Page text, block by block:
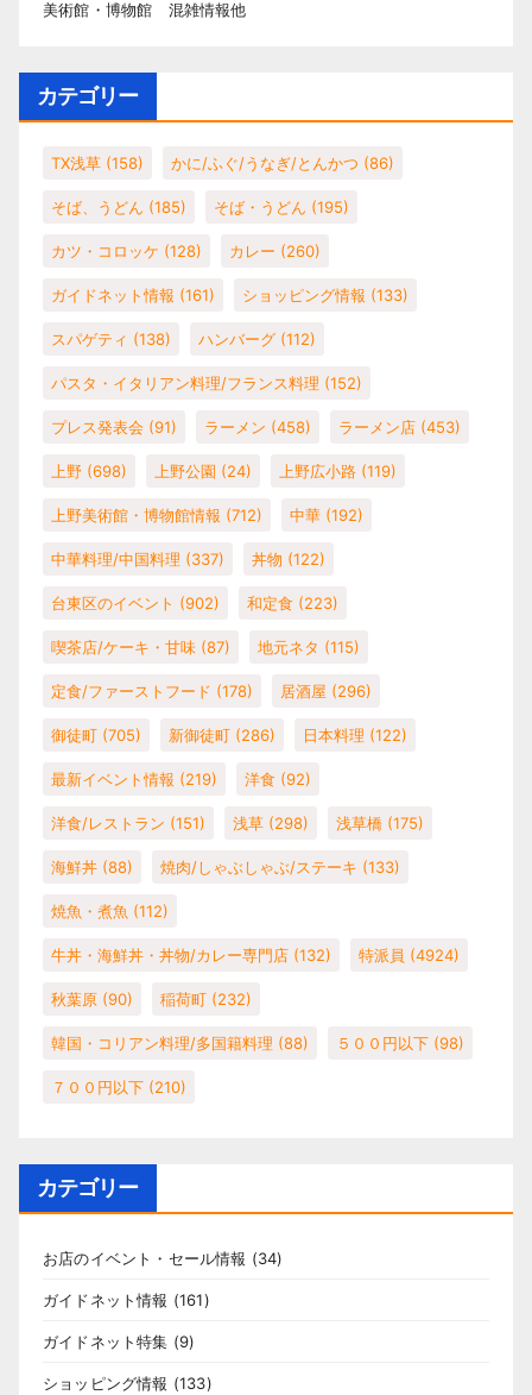
美術館・博物館 混雑情報他
カテゴリー
TX浅草 (158) かに/ふぐ/うなぎ/とんかつ (86)
そば、うどん (185) そば・うどん (195)
カツ・コロッケ (128) カレー (260)
ガイドネット情報 (161) ショッピング情報 (133)
スパゲティ (138) ハンバーグ (112)
パスタ・イタリアン料理/フランス料理 (152)
プレス発表会 (91) ラーメン (458) ラーメン店 (453)
上野 (698) 上野公園 (24) 上野広小路 (119)
上野美術館・博物館情報 (712) 中華 (192)
中華料理/中国料理 (337) 丼物 (122)
台東区のイベント (902) 和定食 (223)
喫茶店/ケーキ・甘味 (87) 地元ネタ (115)
定食/ファーストフード (178) 居酒屋 (296)
御徒町 (705) 新御徒町 (286) 日本料理 (122)
最新イベント情報 (219) 洋食 (92)
洋食/レストラン (151) 浅草 (298) 浅草橋 (175)
海鮮丼 (88) 焼肉/しゃぶしゃぶ/ステーキ (133)
焼魚・煮魚 (112)
牛丼・海鮮丼・丼物/カレー専門店 (132) 特派員 (4924)
秋葉原 (90) 稲荷町 (232)
韓国・コリアン料理/多国籍料理 (88) ５００円以下 (98)
７００円以下 (210)
カテゴリー
お店のイベント・セール情報 (34)
ガイドネット情報 (161)
ガイドネット特集 (9)
ショッピング情報 (133)